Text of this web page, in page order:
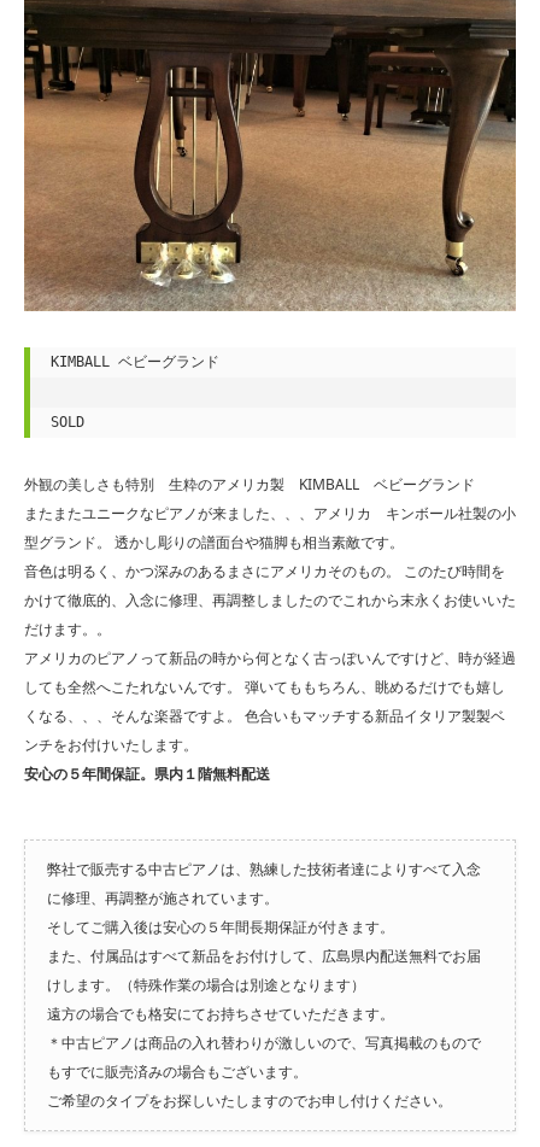
KIMBALL ベビーグランド
外観の美しさも特別 生粋のアメリカ製 KIMBALL ベビーグランド
またまたユニークなピアノが来ました、、、アメリカ キンボール社製の小
型グランド。 透かし彫りの譜面台や猫脚も相当素敵です。
音色は明るく、かつ深みのあるまさにアメリカそのもの。 このたび時間を
かけて徹底的、入念に修理、再調整しましたのでこれから末永くお使いいた
だけます。。
アメリカのピアノって新品の時から何となく古っぽいんですけど、時が経過
しても全然へこたれないんです。 弾いてももちろん、眺めるだけでも嬉し
くなる、、、そんな楽器ですよ。 色合いもマッチする新品イタリア製製ベ
ンチをお付けいたします。
安心の５年間保証。県内１階無料配送
弊社で販売する中古ピアノは、熟練した技術者達によりすべて入念
に修理、再調整が施されています。
そしてご購入後は安心の５年間長期保証が付きます。
また、付属品はすべて新品をお付けして、広島県内配送無料でお届
けします。（特殊作業の場合は別途となります）
遠方の場合でも格安にてお持ちさせていただきます。
＊中古ピアノは商品の入れ替わりが激しいので、写真掲載のもので
もすでに販売済みの場合もございます。
ご希望のタイプをお探しいたしますのでお申し付けください。